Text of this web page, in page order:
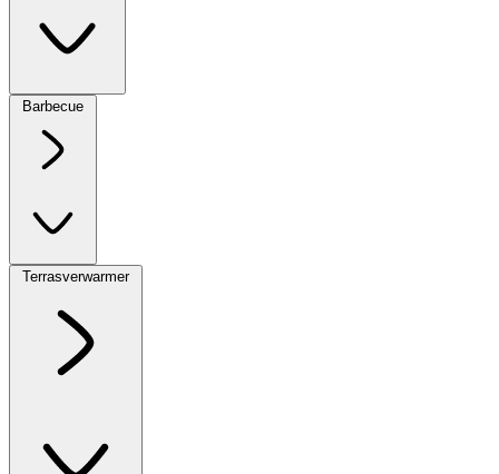
Barbecue
Terrasverwarmer